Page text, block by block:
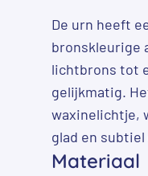
De urn heeft
bronskleurige
lichtbrons tot
gelijkmatig.
waxinelichtje,
glad en subtiel
Materiaal